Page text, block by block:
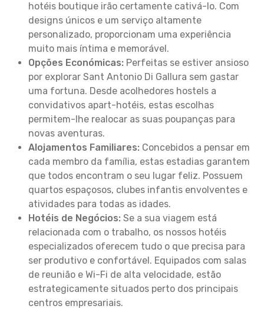
hotéis boutique irão certamente cativá-lo. Com
designs únicos e um serviço altamente
personalizado, proporcionam uma experiência
muito mais íntima e memorável.
Opções Económicas: Perfeitas se estiver ansioso
por explorar Sant Antonio Di Gallura sem gastar
uma fortuna. Desde acolhedores hostels a
convidativos apart-hotéis, estas escolhas
permitem-lhe realocar as suas poupanças para
novas aventuras.
Alojamentos Familiares: Concebidos a pensar em
cada membro da família, estas estadias garantem
que todos encontram o seu lugar feliz. Possuem
quartos espaçosos, clubes infantis envolventes e
atividades para todas as idades.
Hotéis de Negócios: Se a sua viagem está
relacionada com o trabalho, os nossos hotéis
especializados oferecem tudo o que precisa para
ser produtivo e confortável. Equipados com salas
de reunião e Wi-Fi de alta velocidade, estão
estrategicamente situados perto dos principais
centros empresariais.